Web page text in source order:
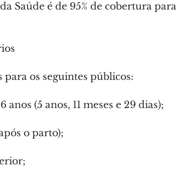
Saúde é de 95% de cobertura para
para os seguintes públicos:
(5 anos, 11 meses e 29 dias);
o parto);